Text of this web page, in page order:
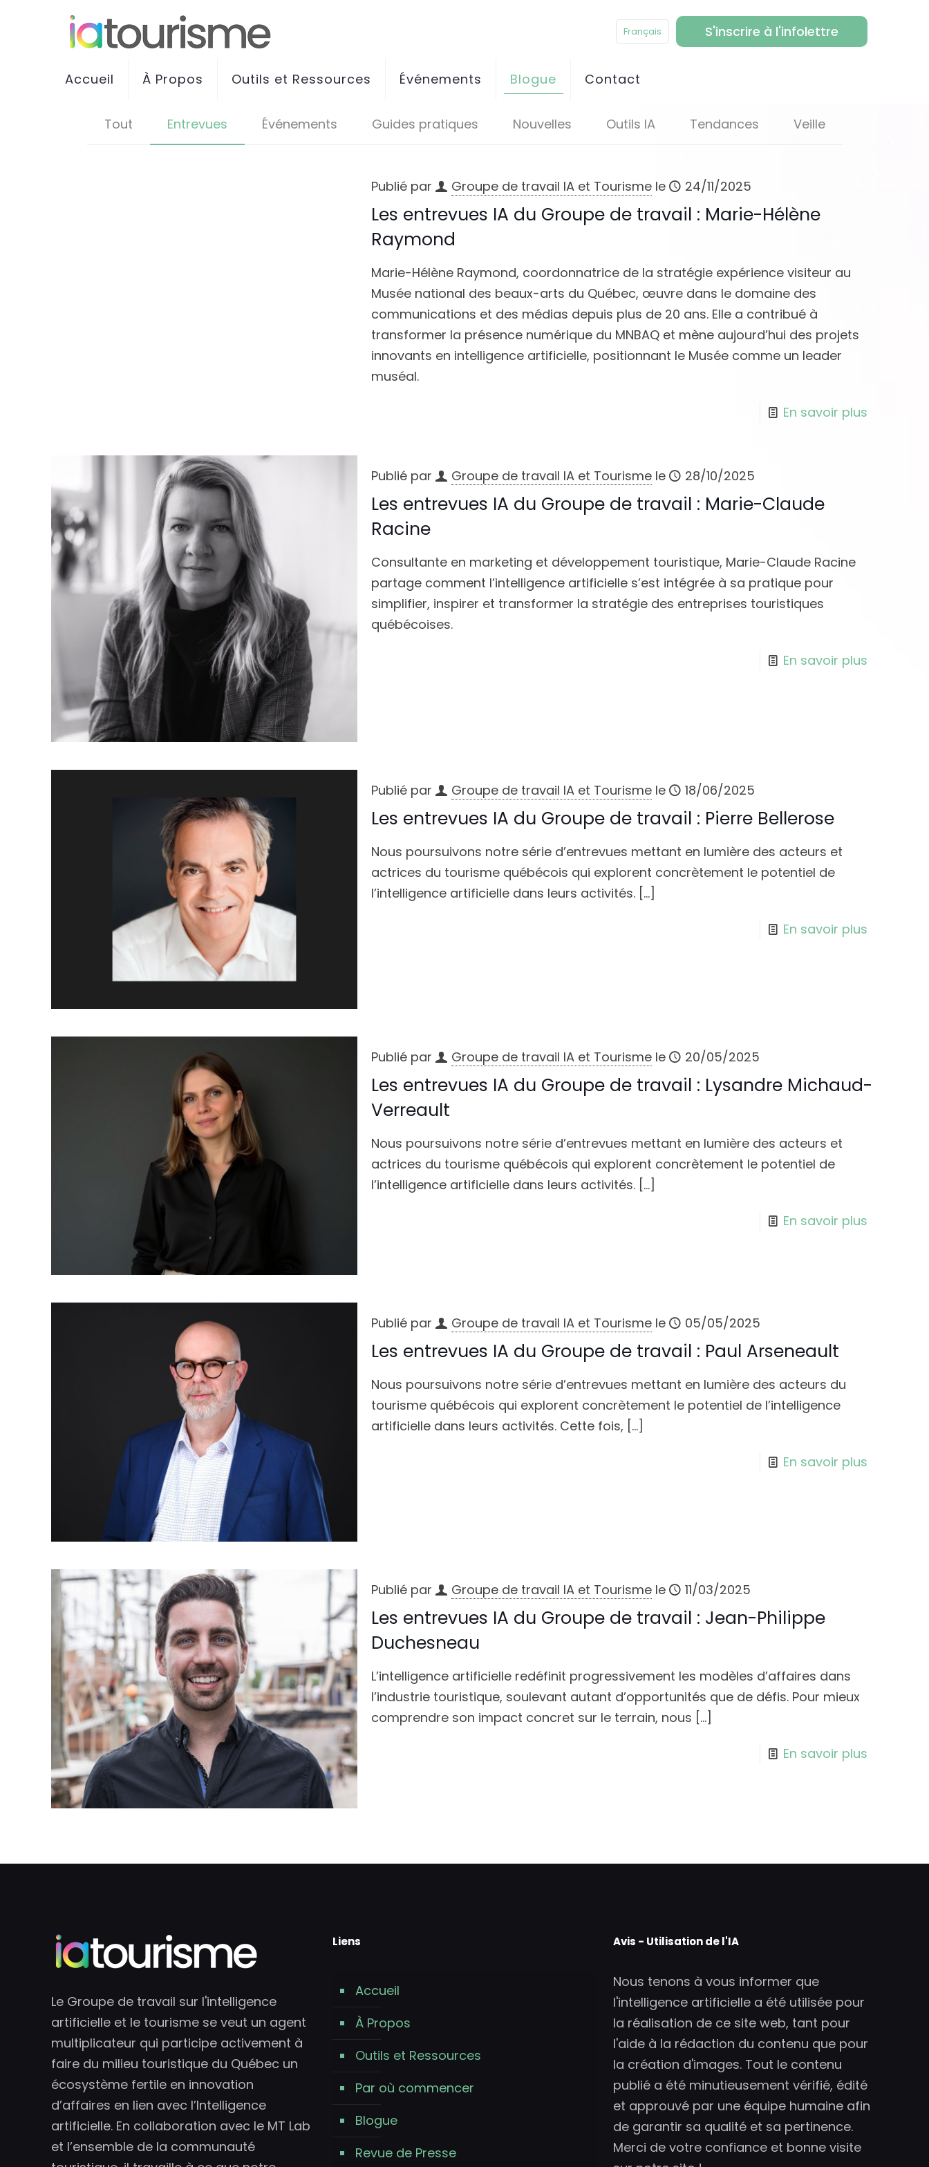
Français S'inscrire à l'infolettre
Accueil À Propos Outils et Ressources Événements Blogue Contact
Tout Entrevues Événements Guides pratiques Nouvelles Outils IA Tendances Veille
Publié par Groupe de travail IA et Tourisme le 24/11/2025
Les entrevues IA du Groupe de travail : Marie-Hélène
Raymond
Marie-Hélène Raymond, coordonnatrice de la stratégie expérience visiteur au
Musée national des beaux-arts du Québec, œuvre dans le domaine des
communications et des médias depuis plus de 20 ans. Elle a contribué à
transformer la présence numérique du MNBAQ et mène aujourd’hui des projets
innovants en intelligence artificielle, positionnant le Musée comme un leader
muséal.
En savoir plus
Publié par Groupe de travail IA et Tourisme le 28/10/2025
Les entrevues IA du Groupe de travail : Marie-Claude
Racine
Consultante en marketing et développement touristique, Marie-Claude Racine
partage comment l’intelligence artificielle s’est intégrée à sa pratique pour
simplifier, inspirer et transformer la stratégie des entreprises touristiques
québécoises.
En savoir plus
Publié par Groupe de travail IA et Tourisme le 18/06/2025
Les entrevues IA du Groupe de travail : Pierre Bellerose
Nous poursuivons notre série d’entrevues mettant en lumière des acteurs et
actrices du tourisme québécois qui explorent concrètement le potentiel de
l’intelligence artificielle dans leurs activités.[…]
En savoir plus
Publié par Groupe de travail IA et Tourisme le 20/05/2025
Les entrevues IA du Groupe de travail : Lysandre Michaud-
Verreault
Nous poursuivons notre série d’entrevues mettant en lumière des acteurs et
actrices du tourisme québécois qui explorent concrètement le potentiel de
l’intelligence artificielle dans leurs activités.[…]
En savoir plus
Publié par Groupe de travail IA et Tourisme le 05/05/2025
Les entrevues IA du Groupe de travail : Paul Arseneault
Nous poursuivons notre série d’entrevues mettant en lumière des acteurs du
tourisme québécois qui explorent concrètement le potentiel de l’intelligence
artificielle dans leurs activités. Cette fois, […]
En savoir plus
Publié par Groupe de travail IA et Tourisme le 11/03/2025
Les entrevues IA du Groupe de travail : Jean-Philippe
Duchesneau
L’intelligence artificielle redéfinit progressivement les modèles d’affaires dans
l’industrie touristique, soulevant autant d’opportunités que de défis. Pour mieux
comprendre son impact concret sur le terrain, nous […]
En savoir plus
Le Groupe de travail sur l'intelligence
artificielle et le tourisme se veut un agent
multiplicateur qui participe activement à
faire du milieu touristique du Québec un
écosystème fertile en innovation
d’affaires en lien avec l’Intelligence
artificielle. En collaboration avec le MT Lab
et l’ensemble de la communauté
Liens
Accueil
À Propos
Outils et Ressources
Par où commencer
Blogue
Revue de Presse
Avis - Utilisation de l'IA
Nous tenons à vous informer que
l'intelligence artificielle a été utilisée pour
la réalisation de ce site web, tant pour
l'aide à la rédaction du contenu que pour
la création d'images. Tout le contenu
publié a été minutieusement vérifié, édité
et approuvé par une équipe humaine afin
de garantir sa qualité et sa pertinence.
Merci de votre confiance et bonne visite